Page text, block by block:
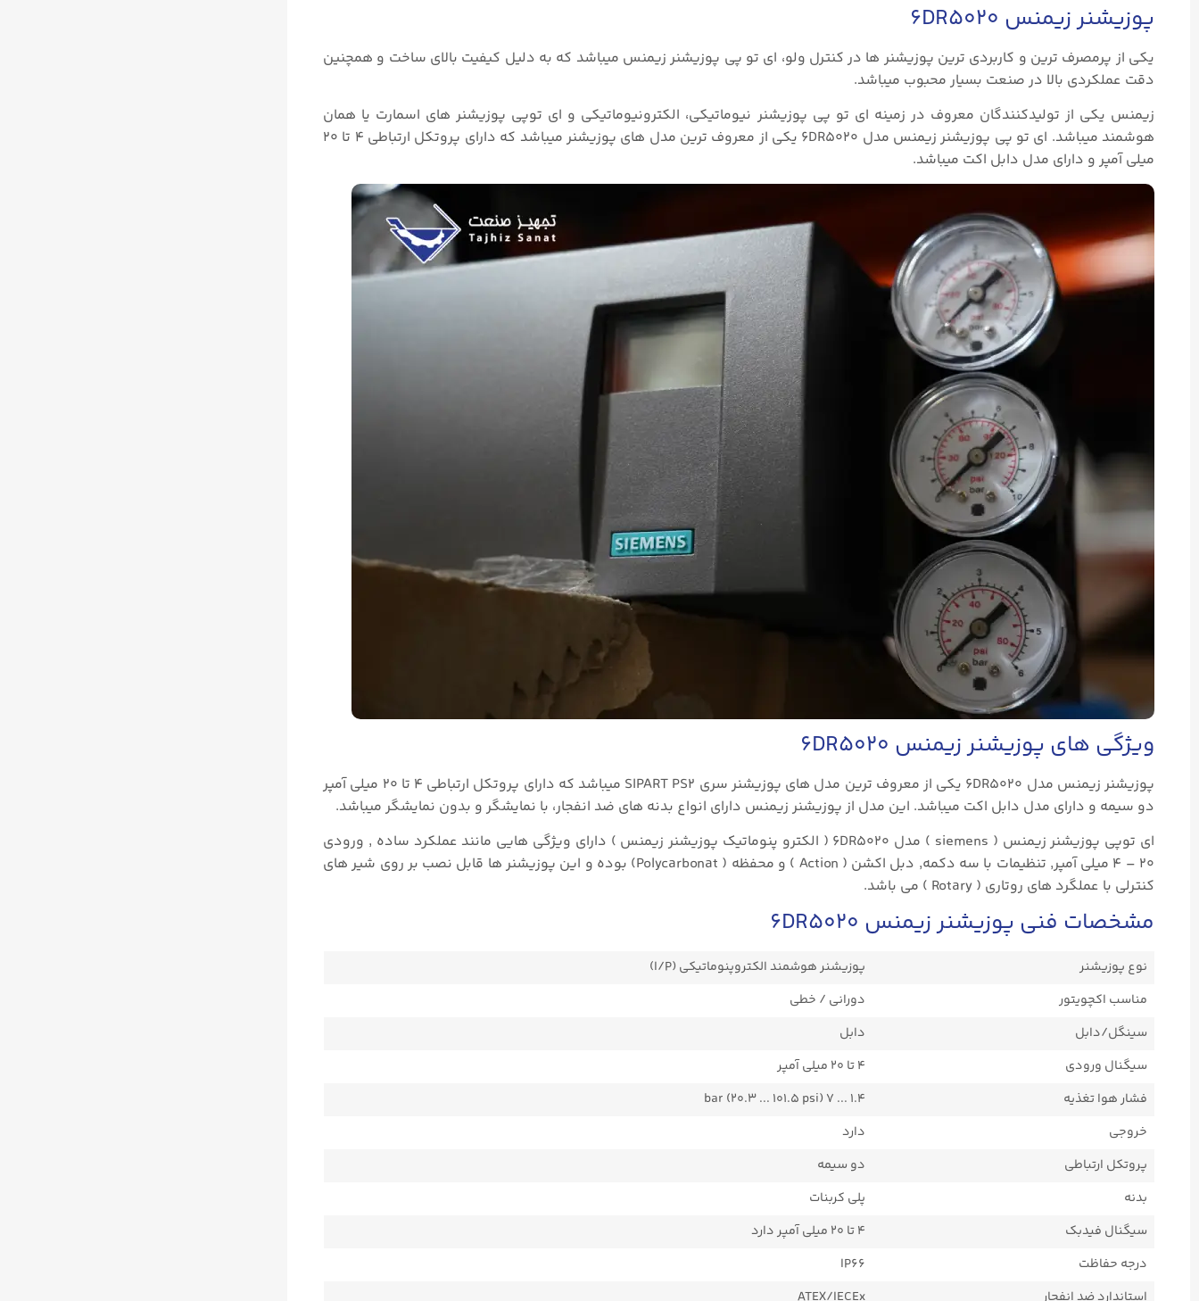
پوزیشنر زیمنس 6DR5020
یکی از پرمصرف ترین و کاربردی ترین پوزیشنر ها در کنترل ولو، ای تو پی پوزیشنر زیمنس میباشد که به دلیل کیفیت بالای ساخت و همچنین
دقت عملکردی بالا در صنعت بسیار محبوب میباشد.
زیمنس یکی از تولیدکنندگان معروف در زمینه ای تو پی پوزیشنر نیوماتیکی، الکترونیوماتیکی و ای توپی پوزیشنر های اسمارت یا همان
هوشمند میباشد. ای تو پی پوزیشنر زیمنس مدل 6DR5020 یکی از معروف ترین مدل های پوزیشنر میباشد که دارای پروتکل ارتباطی ۴ تا ۲۰
میلی آمپر و دارای مدل دابل اکت میباشد.
ویژگی های پوزیشنر زیمنس 6DR5020
پوزیشنر زیمنس مدل 6DR5020 یکی از معروف ترین مدل های پوزیشنر سری SIPART PS2 میباشد که دارای پروتکل ارتباطی ۴ تا ۲۰ میلی آمپر
دو سیمه و دارای مدل دابل اکت میباشد. این مدل از پوزیشنر زیمنس دارای انواع بدنه های ضد انفجار، با نمایشگر و بدون نمایشگر میباشد.
ای توپی پوزیشنر زیمنس ( siemens ) مدل 6DR5020 ( الکترو پنوماتيک پوزيشنر زيمنس ) دارای ویژگی هایی مانند عملکرد ساده , ورودی
۲۰ – ۴ میلی آمپر, تنظیمات با سه دکمه, دبل اکشن ( Action ) و محفظه ( Polycarbonat) بوده و این پوزیشنر ها قابل نصب بر روی شیر های
کنترلی با عملگرد های روتاری ( Rotary ) می باشد.
مشخصات فنی پوزیشنر زیمنس 6DR5020
نوع پوزیشنر
پوزیشنر هوشمند الکتروپنوماتیکی (I/P)
مناسب اکچویتور
دورانی / خطی
سینگل/دابل
دابل
سیگنال ورودی
۴ تا ۲۰ میلی آمپر
فشار هوا تغذیه
1.4 ... 7 bar (20.3 ... 101.5 psi)
خروجی
دارد
پروتکل ارتباطی
دو سیمه
بدنه
پلی کربنات
سیگنال فیدبک
۴ تا ۲۰ میلی آمپر دارد
درجه حفاظت
IP66